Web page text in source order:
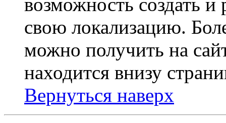
свою локализацию.
можно получить на
находится внизу
Вернуться наверх